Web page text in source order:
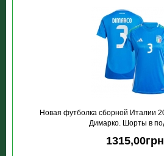
Новая футболка сборной Италии
Димарко. Шорты в